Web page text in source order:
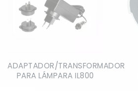
ADAPTADOR/TRANSFORMADOR
PARA LÁMPARA IL800